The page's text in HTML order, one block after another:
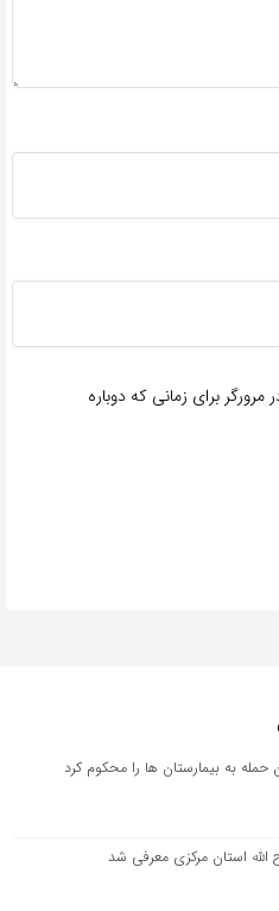
برای زمانی که دوباره
حمله به بیمارستان ها را محکوم کرد